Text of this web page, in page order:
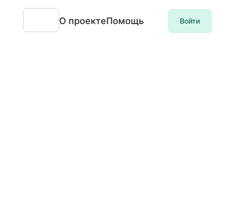
О проектеПомощь Войти